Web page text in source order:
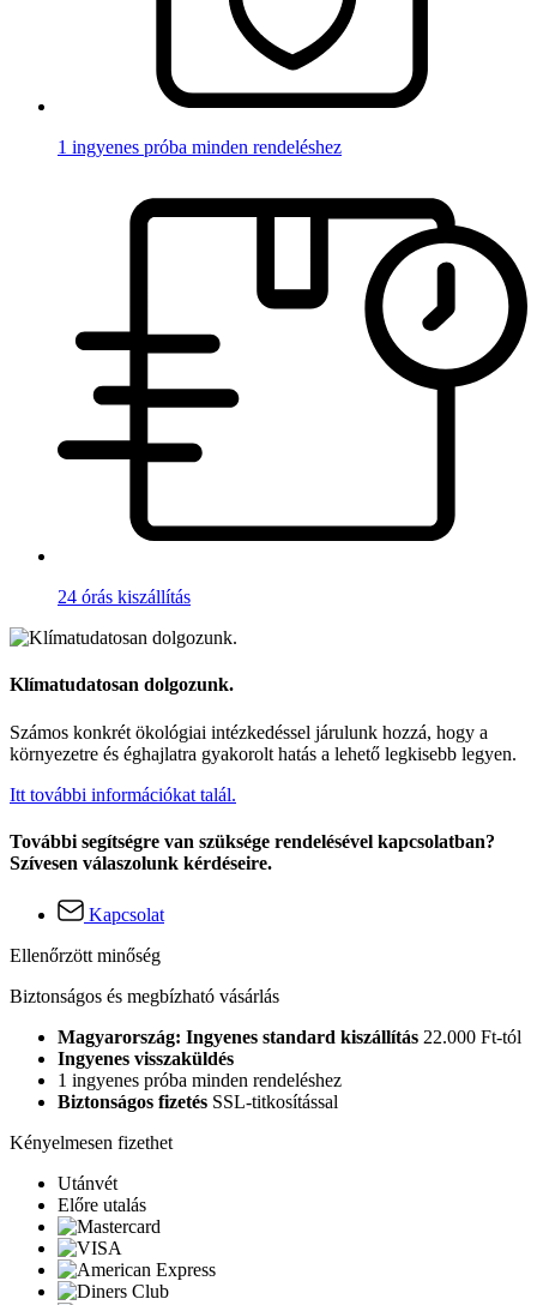
1 ingyenes próba minden rendeléshez
24 órás kiszállítás
Klímatudatosan dolgozunk.
Számos konkrét ökológiai intézkedéssel járulunk hozzá, hogy a
környezetre és éghajlatra gyakorolt hatás a lehető legkisebb legyen.
Itt további információkat talál.
További segítségre van szüksége rendelésével kapcsolatban?
Szívesen válaszolunk kérdéseire.
Kapcsolat
Ellenőrzött minőség
Biztonságos és megbízható vásárlás
Magyarország: Ingyenes standard kiszállítás 22.000 Ft-tól
Ingyenes visszaküldés
1 ingyenes próba minden rendeléshez
Biztonságos fizetés SSL-titkosítással
Kényelmesen fizethet
Utánvét
Előre utalás